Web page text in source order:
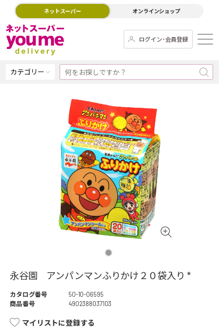
ネットスーパー オンラインショップ
ログイン･会員登録
カテゴリー
永谷園 アンパンマンふりかけ２０袋入り *
カタログ番号
50-10-06595
商品番号
4902388037103
マイリストに登録する